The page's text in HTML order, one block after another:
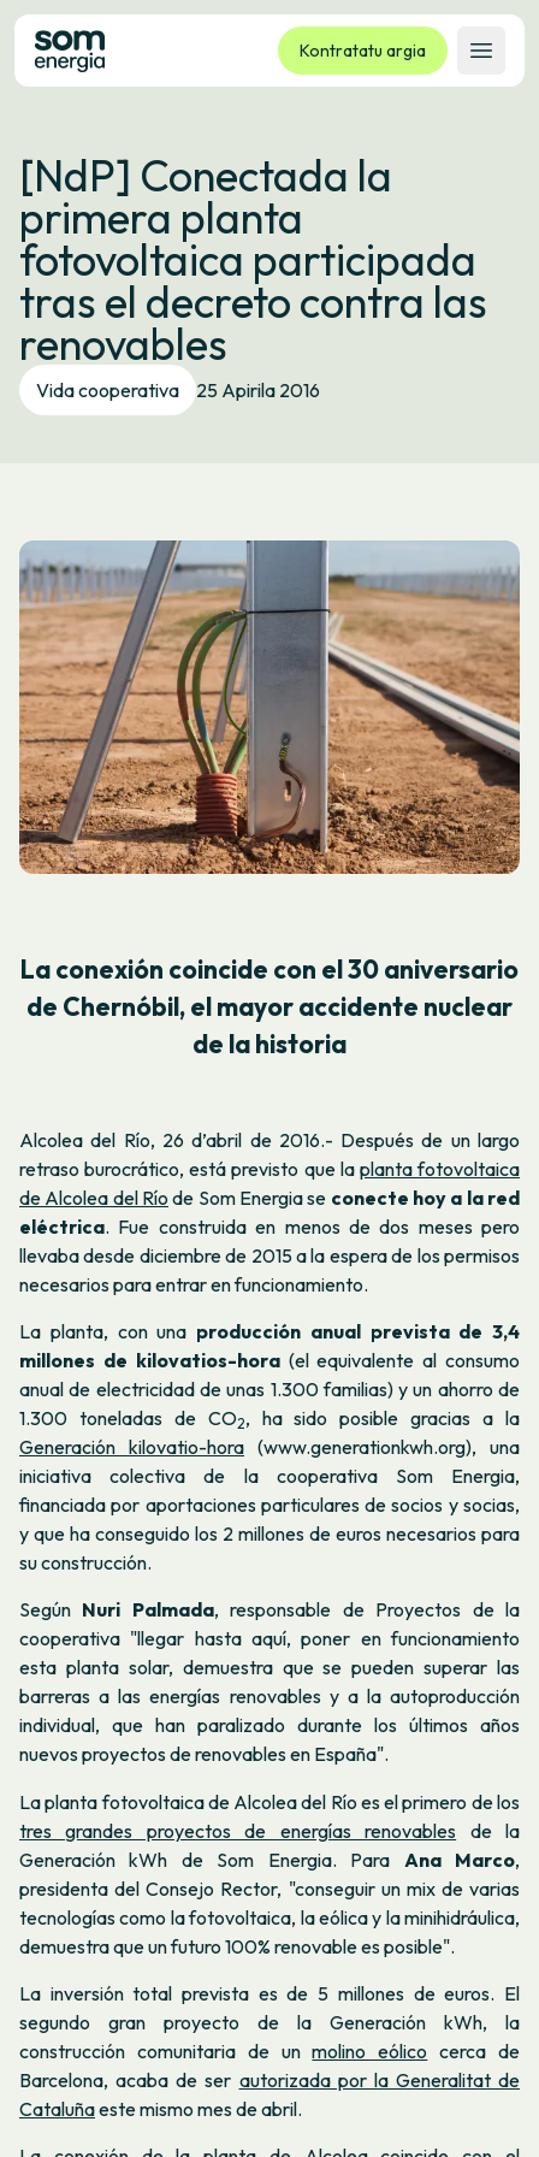
Kontratatu argia
Ireki
Tarifak
Zerbitzuak
Enpresak
Kooperatiba
Kontaktua
Izapideak
Bulego Birtuala
[NdP] Conectada la
primera planta
fotovoltaica participada
tras el decreto contra las
renovables
Vida cooperativa 25 Apirila 2016
La conexión coincide con el 30 aniversario
de Chernóbil, el mayor accidente nuclear
de la historia
Alcolea del Río, 26 d’abril de 2016.- Después de un largo
retraso burocrático, está previsto que la planta fotovoltaica
de Alcolea del Río de Som Energia se conecte hoy a la red
eléctrica. Fue construida en menos de dos meses pero
llevaba desde diciembre de 2015 a la espera de los permisos
necesarios para entrar en funcionamiento.
La planta, con una producción anual prevista de 3,4
millones de kilovatios-hora(el equivalente al consumo
anual de electricidad de unas 1.300 familias) y un ahorro de
1.300 toneladas de CO2, ha sido posible gracias a la
Generación kilovatio-hora (www.generationkwh.org), una
iniciativa colectiva de la cooperativa Som Energia,
financiada por aportaciones particulares de socios y socias,
y que ha conseguido los 2 millones de euros necesarios para
su construcción.
Según Nuri Palmada, responsable de Proyectos de la
cooperativa "llegar hasta aquí, poner en funcionamiento
esta planta solar, demuestra que se pueden superar las
barreras a las energías renovables y a la autoproducción
individual, que han paralizado durante los últimos años
nuevos proyectos de renovables en España".
La planta fotovoltaica de Alcolea del Río es el primero de los
tres grandes proyectos de energías renovables de la
Generación kWh de Som Energia. Para Ana Marco,
presidenta del Consejo Rector, "conseguir un mix de varias
tecnologías como la fotovoltaica, la eólica y la minihidráulica,
demuestra que un futuro 100% renovable es posible".
La inversión total prevista es de 5 millones de euros. El
segundo gran proyecto de la Generación kWh, la
construcción comunitaria de unmolino eólico cerca de
Barcelona, ​​acaba de ser autorizada por la Generalitat de
Cataluñaeste mismo mes de abril.